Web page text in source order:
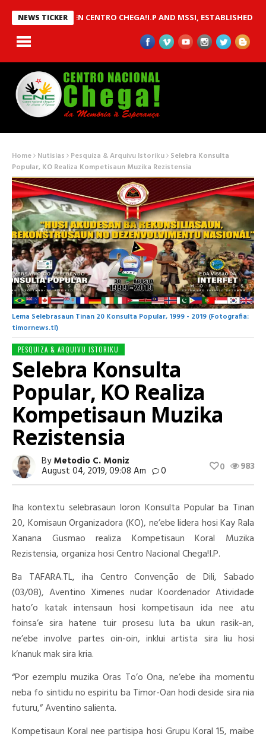
NEWS TICKER
BETWEEN CENTRO CHEGA!I.P AND MSSI, ESTABLISHED TO
Home Nutisias Pesquiza & Arquivu Istoriku Selebra Konsulta
Popular, KO Realiza Kompetisaun Muzika Rezistensia
Lema Selebrasaun Tinan 20 Konsulta Popular, 1999 - 2019 (Fotografia:
timornews.tl)
PESQUIZA & ARQUIVU ISTORIKU
Selebra Konsulta
Popular, KO Realiza
Kompetisaun Muzika
Rezistensia
ByMetodio C. Moniz
August 04, 2019, 09:08 Am 0 983
0
Iha kontextu selebrasaun loron Konsulta Popular ba Tinan
20, Komisaun Organizadora (KO), ne’ebe lidera hosi Kay Rala
Xanana Gusmao realiza Kompetisaun Koral Muzika
Rezistensia, organiza hosi Centro Nacional Chega!I.P.
Ba TAFARA.TL, iha Centro Convenção de Dili, Sabado
(03/08), Aventino Ximenes nudar Koordenador Atividade
hato’o katak intensaun hosi kompetisaun ida nee atu
foinsa’e sira hatene tuir prosesu luta ba ukun rasik-an,
ne’ebe involve partes oin-oin, inklui artista sira liu hosi
k’nanuk mak sira kria.
“Por ezemplu muzika Oras To’o Ona, ne’ebe iha momentu
neba fo sintidu no espiritu ba Timor-Oan hodi deside sira nia
futuru,” Aventino salienta.
Kompetisaun Koral nee partisipa hosi Grupu Koral 15, maibe